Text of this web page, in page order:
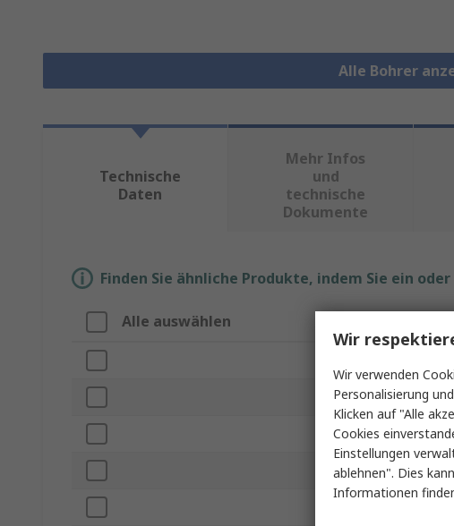
Alle Bohrer
Technische
Daten
Mehr Infos
und
technische
Dokumente
Finden Sie ähnliche Produkte, indem Sie ein
Alle auswählen
Produkt Typ
Material
Anzahl Bohrer
Wir
Wir verwenden
Personalisierung
Klicken auf "Alle
Cookies
Einstellungen
ablehnen". Dies
Informationen